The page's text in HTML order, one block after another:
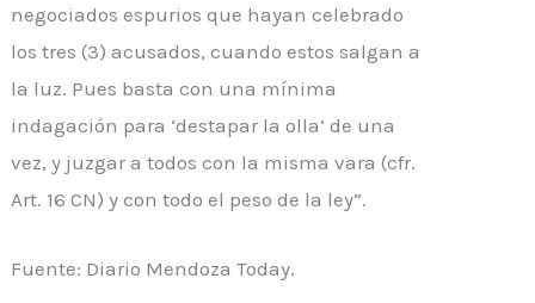
negociados espurios que hayan celebrado
los tres (3) acusados, cuando estos salgan a
la luz. Pues basta con una mínima
indagación para ‘destapar la olla’ de una
vez, y juzgar a todos con la misma vara (cfr.
Art. 16 CN) y con todo el peso de la ley”.
Fuente: Diario Mendoza Today.